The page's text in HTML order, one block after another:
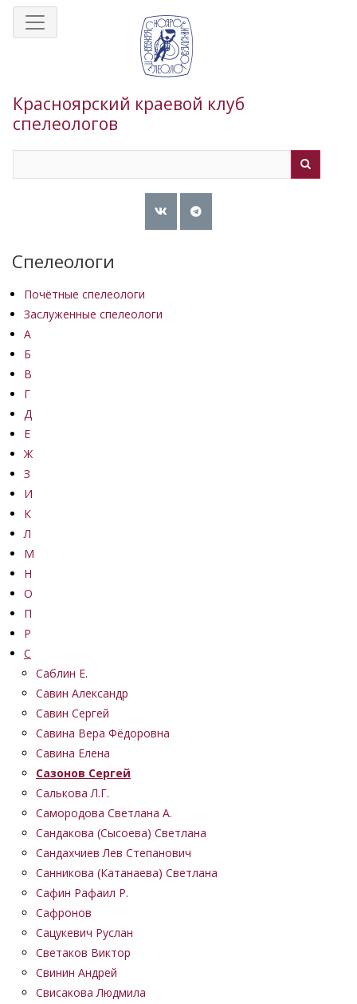
Перейти
Красноярский краевой клуб
спелеологов
Спелеологи
Почётные спелеологи
Заслуженные спелеологи
А
Б
В
Г
Д
Е
Ж
З
И
К
Л
М
Н
О
П
Р
С
Саблин Е.
Савин Александр
Савин Сергей
Савина Вера Фёдоровна
Савина Елена
Сазонов Сергей
Салькова Л.Г.
Самородова Светлана А.
Сандакова (Сысоева) Светлана
Сандахчиев Лев Степанович
Санникова (Катанаева) Светлана
Сафин Рафаил Р.
Сафронов
Сацукевич Руслан
Светаков Виктор
Свинин Андрей
Свисакова Людмила